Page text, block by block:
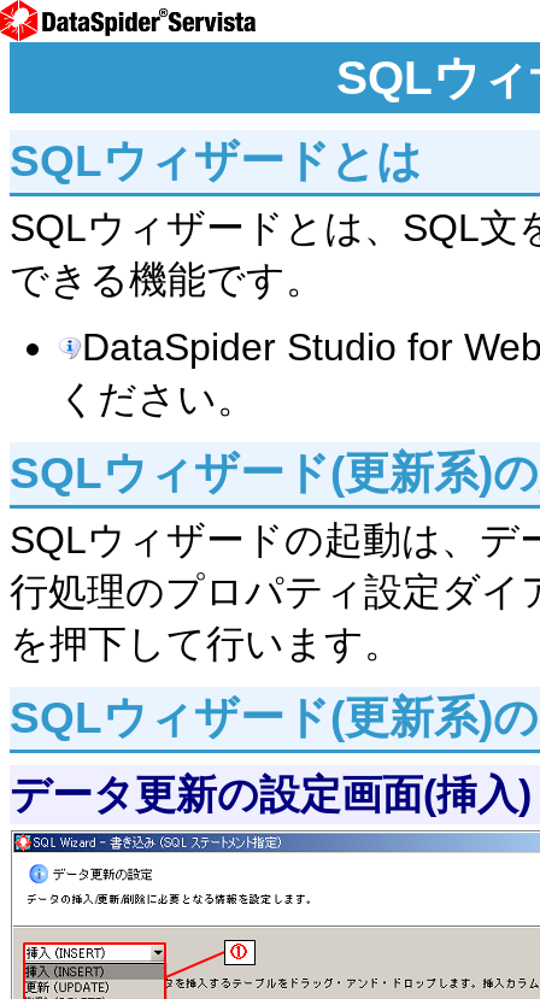
SQLウ
SQLウィザードとは
SQLウィザードとは、SQL
できる機能です。
DataSpider Studio for
ください。
SQLウィザード(更新系)
SQLウィザードの起動は、
行処理のプロパティ設定ダイ
を押下して行います。
SQLウィザード(更新系)
データ更新の設定画面(挿入)